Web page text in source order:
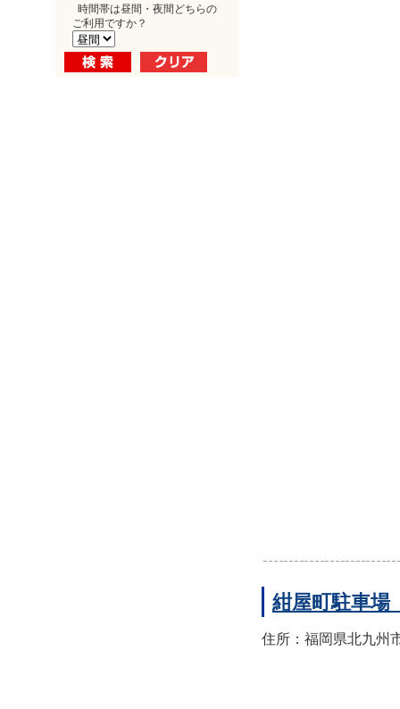
時間帯は昼間・夜間どちらの
ご利用ですか？
紺屋町駐車場
住所：福岡県北九州